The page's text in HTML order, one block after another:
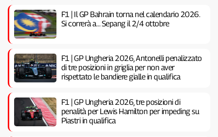
F1 | Il GP Bahrain torna nel calendario 2026.
Si correrà a… Sepang il 2/4 ottobre
F1 | GP Ungheria 2026, Antonelli penalizzato
di tre posizioni in griglia per non aver
rispettato le bandiere gialle in qualifica
F1 | GP Ungheria 2026, tre posizioni di
penalità per Lewis Hamilton per impeding su
Piastri in qualifica